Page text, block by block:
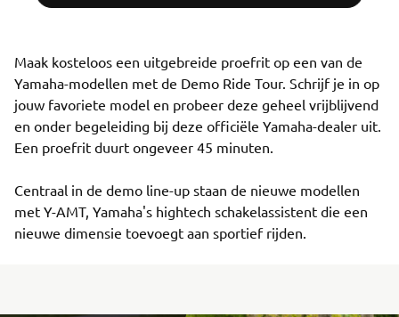
Maak kosteloos een uitgebreide proefrit op een van de
Yamaha-modellen met de Demo Ride Tour. Schrijf je in op
jouw favoriete model en probeer deze geheel vrijblijvend
en onder begeleiding bij deze officiële Yamaha-dealer uit.
Een proefrit duurt ongeveer 45 minuten.
Centraal in de demo line-up staan de nieuwe modellen
met Y-AMT, Yamaha's hightech schakelassistent die een
nieuwe dimensie toevoegt aan sportief rijden.